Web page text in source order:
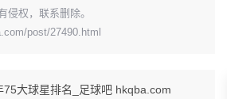
侵权，联系删除。
post/27490.html
75大球星排名_足球吧 hkqba.com